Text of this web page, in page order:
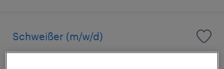
Schweißer (m/w/d)